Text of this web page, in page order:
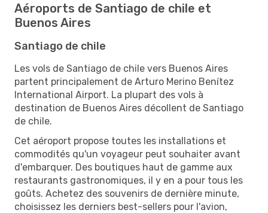
Aéroports de Santiago de chile et
Buenos Aires
Santiago de chile
Les vols de Santiago de chile vers Buenos Aires
partent principalement de Arturo Merino Benítez
International Airport. La plupart des vols à
destination de Buenos Aires décollent de Santiago
de chile.
Cet aéroport propose toutes les installations et
commodités qu'un voyageur peut souhaiter avant
d'embarquer. Des boutiques haut de gamme aux
restaurants gastronomiques, il y en a pour tous les
goûts. Achetez des souvenirs de dernière minute,
choisissez les derniers best-sellers pour l'avion,